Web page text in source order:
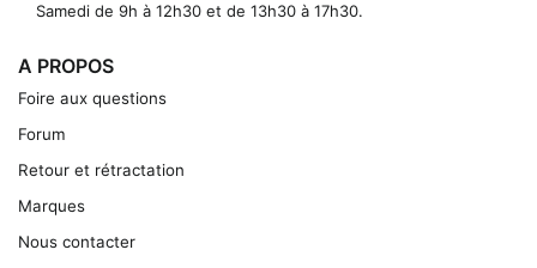
Samedi de 9h à 12h30 et de 13h30 à 17h30.
A PROPOS
Foire aux questions
Forum
Retour et rétractation
Marques
Nous contacter